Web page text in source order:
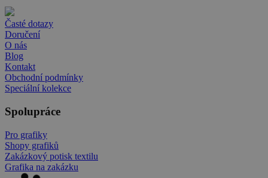
Časté dotazy
Doručení
O nás
Blog
Kontakt
Obchodní podmínky
Speciální kolekce
Spolupráce
Pro grafiky
Shopy grafiků
Zakázkový potisk textilu
Grafika na zakázku